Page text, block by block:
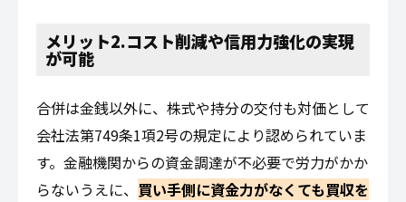
メリット2.コスト削減や信用力強化の実現
が可能
合併は金銭以外に、株式や持分の交付も対価として
会社法第749条1項2号の規定により認められていま
す。金融機関からの資金調達が不必要で労力がかか
らないうえに、 買い手側に資金力がなくても買収を